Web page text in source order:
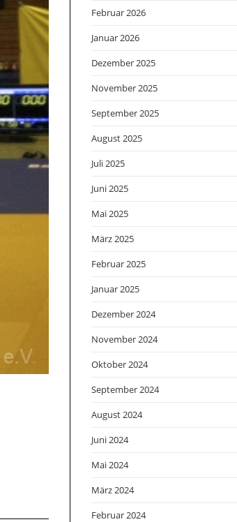
Februar 2026
Januar 2026
Dezember 2025
November 2025
September 2025
August 2025
Juli 2025
Juni 2025
Mai 2025
März 2025
Februar 2025
Januar 2025
Dezember 2024
November 2024
Oktober 2024
September 2024
August 2024
Juni 2024
Mai 2024
März 2024
Februar 2024